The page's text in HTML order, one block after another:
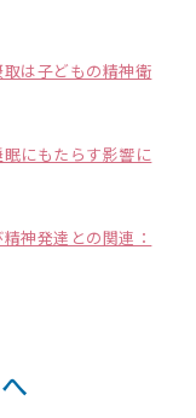
は子どもの精神衛
にもたらす影響に
神発達との関連：